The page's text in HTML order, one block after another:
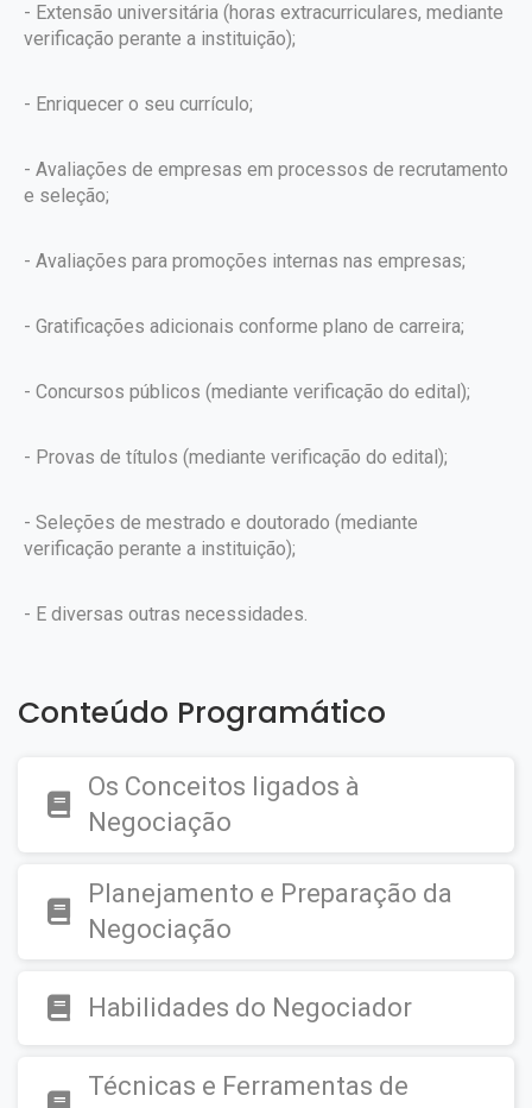
- Extensão universitária (horas extracurriculares, mediante
verificação perante a instituição);
- Enriquecer o seu currículo;
- Avaliações de empresas em processos de recrutamento
e seleção;
- Avaliações para promoções internas nas empresas;
- Gratificações adicionais conforme plano de carreira;
- Concursos públicos (mediante verificação do edital);
- Provas de títulos (mediante verificação do edital);
- Seleções de mestrado e doutorado (mediante
verificação perante a instituição);
- E diversas outras necessidades.
Conteúdo Programático
Os Conceitos ligados à
Negociação
Planejamento e Preparação da
Negociação
Habilidades do Negociador
Técnicas e Ferramentas de